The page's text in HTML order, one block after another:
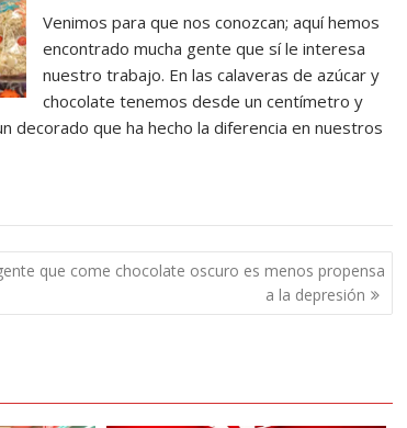
Venimos para que nos conozcan; aquí hemos
encontrado mucha gente que sí le interesa
nuestro trabajo. En las calaveras de azúcar y
chocolate tenemos desde un centímetro y
decorado que ha hecho la diferencia en nuestros
que come chocolate oscuro es menos propensa
a la depresión